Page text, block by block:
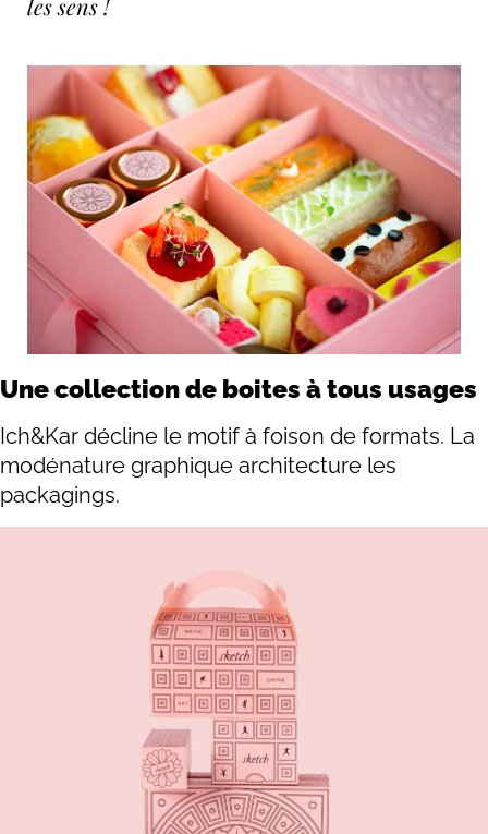
Une collection de boites à tous usages
Ich&Kar décline le motif à foison de formats. La
modénature graphique architecture les
packagings.